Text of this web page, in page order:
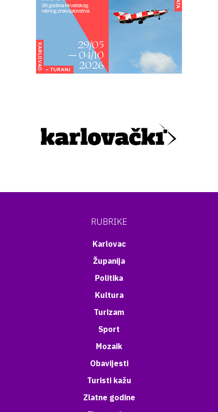
RUBRIKE
Karlovac
Županija
Politika
Kultura
Turizam
Sport
Mozaik
Obavijesti
Turisti kažu
Zlatne godine